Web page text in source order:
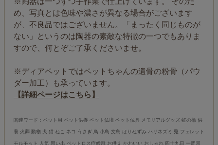
め、写真とは色味や濃さが異なる場合がございます
が、不良品ではございません。「まったく同じものが
ない」というのは陶器の素敵な特徴の一つでもありま
すので、何とぞご了承くださいませ。
※ディアペットではペットちゃんの遺骨の粉骨（パウ
ダー加工）も承っています。
【詳細ページはこちら】
関連ワード：ペット用 ペット供養 ペット仏壇 ペット仏具 メモリアルグッズ 虹の橋 供
養 火葬 動物 犬 猫 ねこ ネコ うさぎ 鳥 小鳥 文鳥 はりねずみ ハリネズミ 兎 フェレット
モルモット 人気 思い出 ペットロス症候群 お供え かわいい おしゃれ 四十九日 一周忌